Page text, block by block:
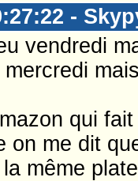
-
vendredi
qui
on me dit
même